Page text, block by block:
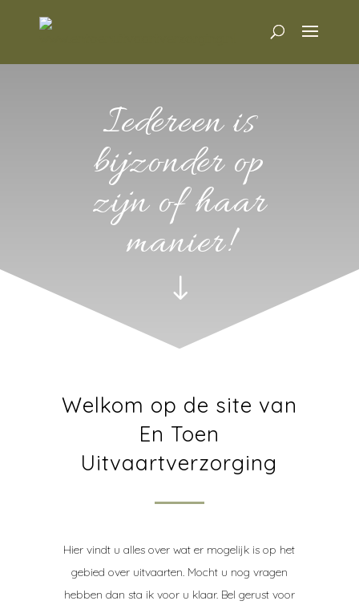
Iedereen is
bijzonder op
zijn of haar
manier!
"
Welkom op de site van
En Toen
Uitvaartverzorging
Hier vindt u alles over wat er mogelijk is op het
gebied over uitvaarten. Mocht u nog vragen
hebben dan sta ik voor u klaar. Bel gerust voor